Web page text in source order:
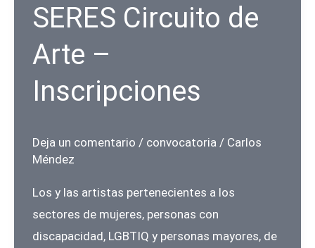
el
aula
Nº
SERES Circuito de
Arte –
Inscripciones
Deja un comentario / convocatoria / Carlos
Méndez
Los y las artistas pertenecientes a los
sectores de mujeres, personas con
discapacidad, LGBTIQ y personas mayores, de